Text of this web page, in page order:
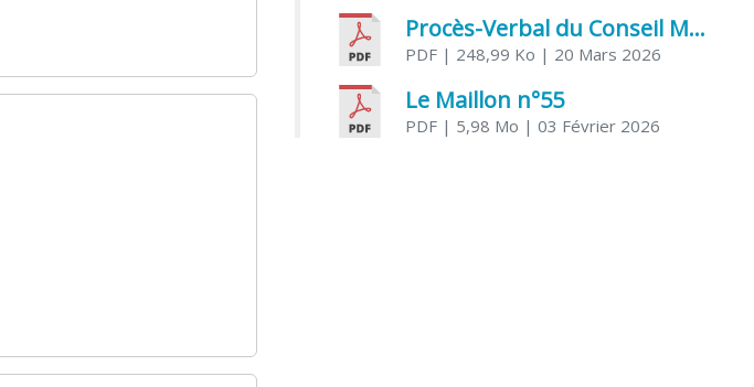
Procès-Verbal du Conseil Municipal du 20 mars 2026
PDF | 248,99 Ko | 20 Mars 2026
Le Maillon n°55
PDF | 5,98 Mo | 03 Février 2026